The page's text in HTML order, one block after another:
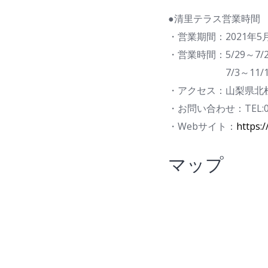
●清里テラス営業時間
・営業期間：2021年
・営業時間：5/29～
7/3～11/14
・アクセス：山梨県
・お問い合わせ：
・Webサイト：
マップ